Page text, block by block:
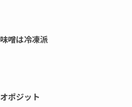
味噌は冷凍派
オポジット